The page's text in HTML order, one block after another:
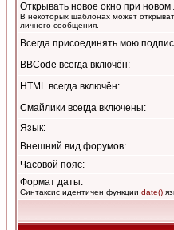
Открывать новое окно при
В некоторых шаблонах может
личного сообщения.
Всегда присоединять мою
BBCode всегда включён:
HTML всегда включён:
Смайлики всегда включены:
Язык:
Внешний вид форумов:
Часовой пояс:
Формат даты:
Синтаксис идентичен функции date()